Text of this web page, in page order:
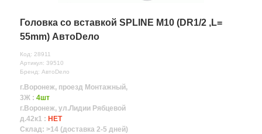
Головка со вставкой SPLINE M10 (DR1/2 ,L=
55mm) АвтоDело
Код: 28911
Артикул: 39510
Бренд: АвтоDело
г.Воронеж, проезд Монтажный,
3Ж : 4шт
г.Воронеж, ул.Лидии Рябцевой
д.42к1 : НЕТ
Склад: >14 (доставка 2-5 дней)